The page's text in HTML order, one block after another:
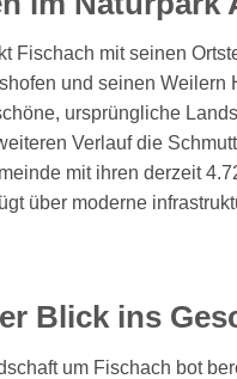
Fischach mit seinen
und seinen Weilern
ursprüngliche
Verlauf die
mit ihren derzeit
über moderne
Blick ins
um Fischach bot